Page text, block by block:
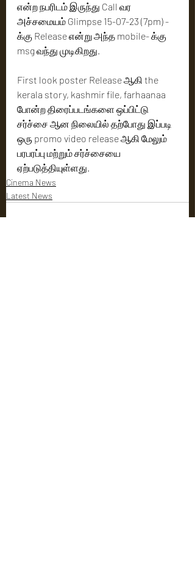
என்ற நபரிடம் இருந்து Call வர
அச்சமையம் Glimpse 15-07-23 (7pm) -
க்கு Release என்று அந்த mobile- க்கு
msg வந்து முடிகிறது.
First look poster Release ஆகி the
kerala story, kashmir file, farhaanaa
போன்ற திரைப்படங்களை ஒப்பிட்டு
சர்ச்சை ஆன நிலையில் தற்போது இப்படி
ஒரு promo video release ஆகி மேலும்
பரபரப்பு மற்றும் சர்ச்சையை
ஏற்படுத்தியுள்ளது.
Cinema News
Latest News